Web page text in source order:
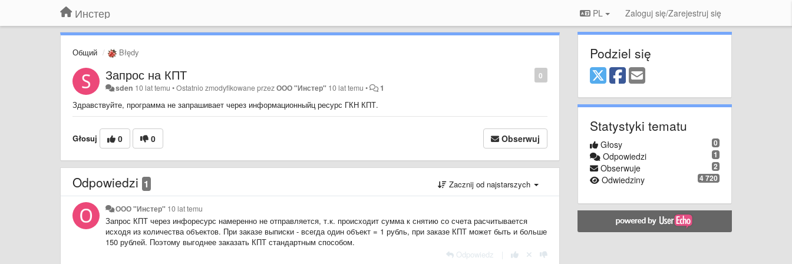
Инстер PL Zaloguj się/Zarejestruj się
Общий Błędy
0
Запрос на КПТ
sden 10 lat temu •Ostatnio zmodyfikowane przezООО "Инстер" 10 lat temu • 1
Здравствуйте, программа не запрашивает через информационныйц ресурс ГКН КПТ.
Głosuj 0 0 Obserwuj
Odpowiedzi 1 Zacznij od najstarszych
ООО "Инстер" 10 lat temu
Запрос КПТ через инфоресурс намеренно не отправляется, т.к. происходит сумма к снятию со счета расчитывается
исходя из количества объектов. При заказе выписки - всегда один объект = 1 рубль, при заказе КПТ может быть и больше
150 рублей. Поэтому выгоднее заказать КПТ стандартным способом.
Odpowiedz
Podziel się
Statystyki tematu
0
Głosy
1
Odpowiedzi
2
Obserwuje
4 720
Odwiedziny